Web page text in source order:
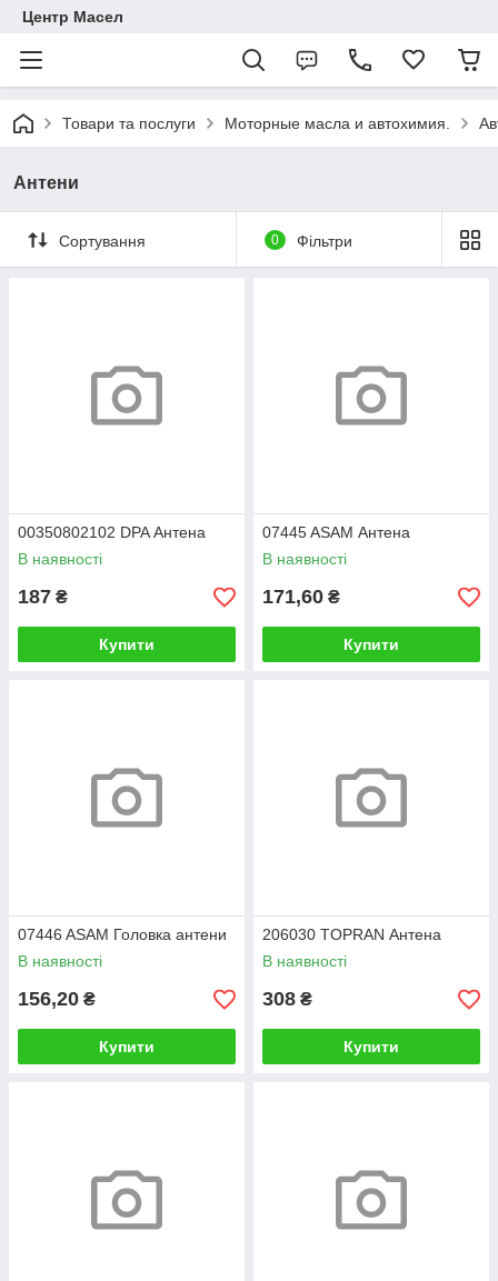
Центр Масел
Товари та послуги Моторные масла и автохимия.
Антени
Сортування 0 Фільтри
00350802102 DPA Антена
В наявності
187 ₴
Купити
07445 ASAM Антена
В наявності
171,60 ₴
Купити
07446 ASAM Головка антени
В наявності
156,20 ₴
Купити
206030 TOPRAN Антена
В наявності
308 ₴
Купити